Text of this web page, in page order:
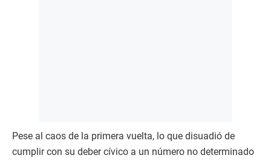
Pese al caos de la primera vuelta, lo que disuadió de
cumplir con su deber cívico a un número no determinado